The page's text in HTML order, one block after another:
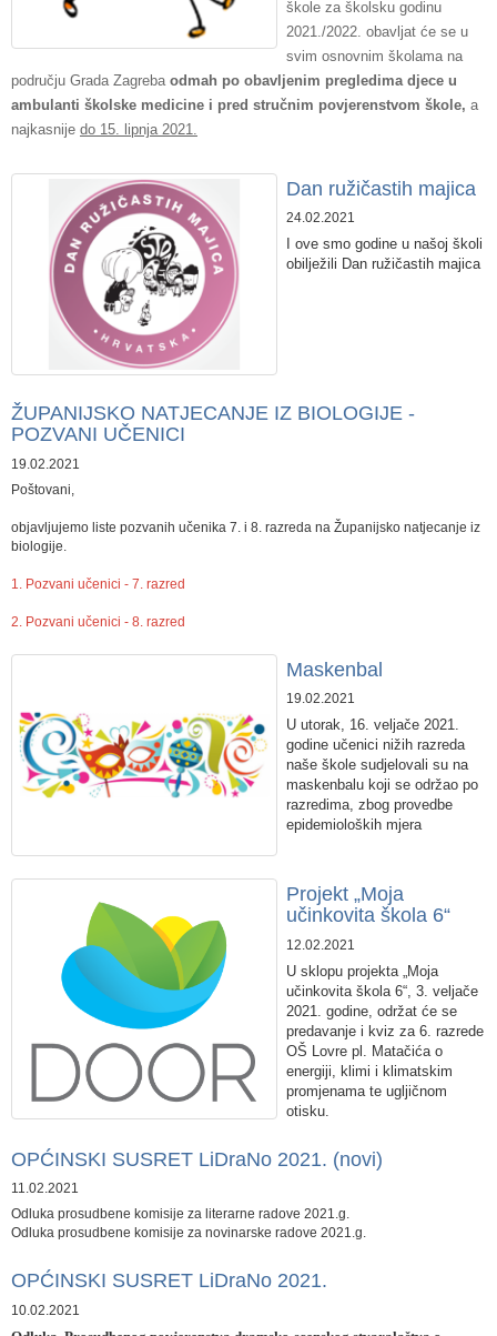
škole za školsku godinu
2021./2022. obavljat će se u
svim osnovnim školama na
području Grada Zagreba odmah po obavljenim pregledima djece u
ambulanti školske medicine i pred stručnim povjerenstvom škole, a
najkasnije do 15. lipnja 2021.
​Dan ružičastih majica
24.02.2021
I ove smo godine u našoj školi
obilježili Dan ružičastih majica
ŽUPANIJSKO NATJECANJE IZ BIOLOGIJE -
POZVANI UČENICI
19.02.2021
Poštovani,
objavljujemo liste pozvanih učenika 7. i 8. razreda na Županijsko natjecanje iz
biologije.
1. Pozvani učenici - 7. razred
2. Pozvani učenici - 8. razred
Maskenbal
19.02.2021
U utorak, 16. veljače 2021.
godine učenici nižih razreda
naše škole sudjelovali su na
maskenbalu koji se održao po
razredima, zbog provedbe
epidemioloških mjera
Projekt „Moja
učinkovita škola 6“
12.02.2021
U sklopu projekta „Moja
učinkovita škola 6“, 3. veljače
2021. godine, održat će se
predavanje i kviz za 6. razrede
OŠ Lovre pl. Matačića o
energiji, klimi i klimatskim
promjenama te ugljičnom
otisku.
OPĆINSKI SUSRET LiDraNo 2021. (novi)
11.02.2021
​Odluka prosudbene komisije za literarne radove 2021.g.
Odluka prosudbene komisije za novinarske radove 2021.g.
OPĆINSKI SUSRET LiDraNo 2021.
10.02.2021